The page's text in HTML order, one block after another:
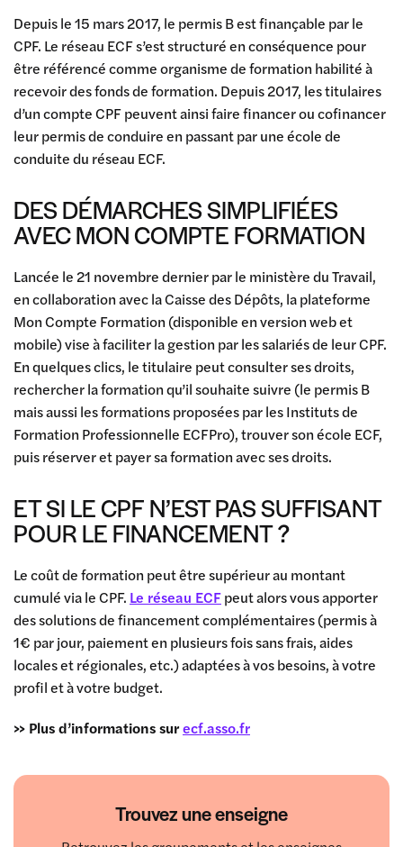
Trouvez une enseigne
Depuis le 15 mars 2017, le permis B est finançable par le
CPF. Le réseau ECF s’est structuré en conséquence pour
être référencé comme organisme de formation habilité à
recevoir des fonds de formation. Depuis 2017, les titulaires
d’un compte CPF peuvent ainsi faire financer ou cofinancer
leur permis de conduire en passant par une école de
conduite du réseau ECF.
DES DÉMARCHES SIMPLIFIÉES
AVEC MON COMPTE FORMATION
Lancée le 21 novembre dernier par le ministère du Travail,
en collaboration avec la Caisse des Dépôts, la plateforme
Mon Compte Formation (disponible en version web et
mobile) vise à faciliter la gestion par les salariés de leur CPF.
En quelques clics, le titulaire peut consulter ses droits,
rechercher la formation qu’il souhaite suivre (le permis B
mais aussi les formations proposées par les Instituts de
Formation Professionnelle ECFPro), trouver son école ECF,
puis réserver et payer sa formation avec ses droits.
ET SI LE CPF N’EST PAS SUFFISANT
POUR LE FINANCEMENT ?
Le coût de formation peut être supérieur au montant
cumulé via le CPF. Le réseau ECFpeut alors vous apporter
des solutions de financement complémentaires (permis à
1€ par jour, paiement en plusieurs fois sans frais, aides
locales et régionales, etc.) adaptées à vos besoins, à votre
profil et à votre budget.
>> Plus d’informations surecf.asso.fr